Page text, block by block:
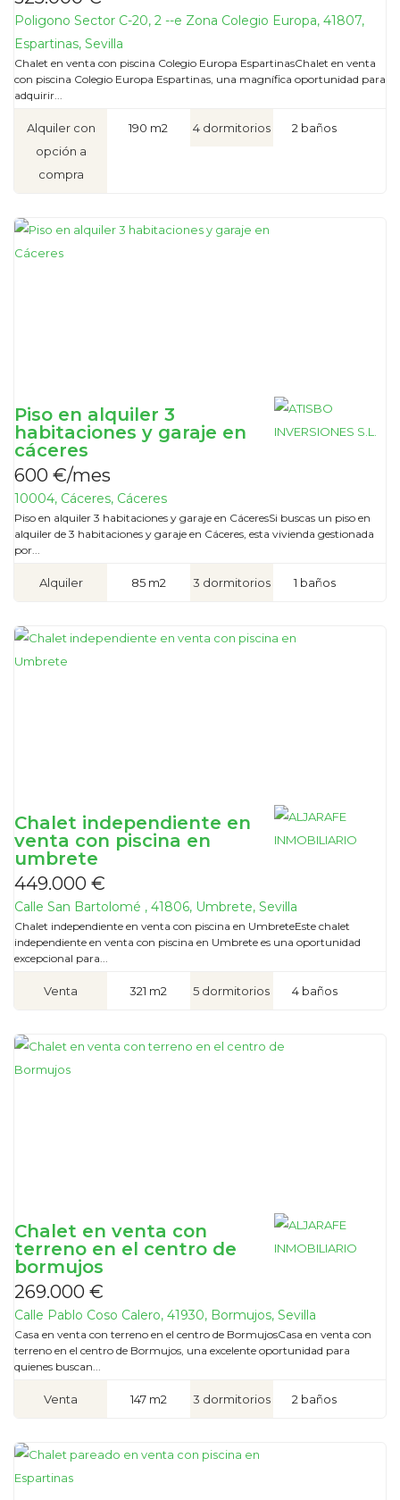
Poligono Sector C-20, 2 --e Zona Colegio Europa, 41807,
Espartinas, Sevilla
Chalet en venta con piscina Colegio Europa EspartinasChalet en venta
con piscina Colegio Europa Espartinas, una magnífica oportunidad para
adquirir...
Alquiler con
opción a
compra
190 m2 4 dormitorios 2 baños
Piso en alquiler 3
habitaciones y garaje en
cáceres
600 €/mes
10004, Cáceres, Cáceres
Piso en alquiler 3 habitaciones y garaje en CáceresSi buscas un piso en
alquiler de 3 habitaciones y garaje en Cáceres, esta vivienda gestionada
por...
Alquiler 85 m2 3 dormitorios 1 baños
Chalet independiente en
venta con piscina en
umbrete
449.000 €
Calle San Bartolomé , 41806, Umbrete, Sevilla
Chalet independiente en venta con piscina en UmbreteEste chalet
independiente en venta con piscina en Umbrete es una oportunidad
excepcional para...
Venta 321 m2 5 dormitorios 4 baños
Chalet en venta con
terreno en el centro de
bormujos
269.000 €
Calle Pablo Coso Calero, 41930, Bormujos, Sevilla
Casa en venta con terreno en el centro de BormujosCasa en venta con
terreno en el centro de Bormujos, una excelente oportunidad para
quienes buscan...
Venta 147 m2 3 dormitorios 2 baños